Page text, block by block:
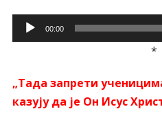
Прегледач
звучних
00:00
*
„Тада запрети
казују да је Он Исус